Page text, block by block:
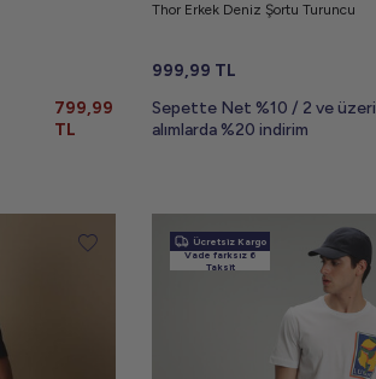
799,99
TL
Thor Erkek Deniz Şortu Turuncu
999,99 TL
Sepette Net %10 / 2 ve üzeri
alımlarda %20 indirim
Ücretsiz Kargo
Vade farksız 6
Taksit